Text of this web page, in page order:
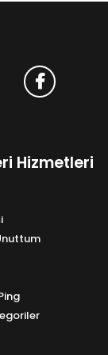
Hizmetleri